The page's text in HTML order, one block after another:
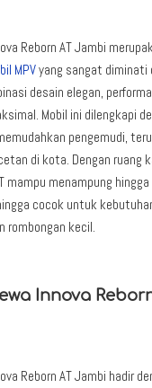
Reborn AT Jambi
MPVyang sangat diminati
desain elegan,
Mobil ini dilengkapi
pengemudi,
di kota. Dengan ruang
mampu menampung
cocok untuk
rombongan kecil.
Innova
Reborn AT Jambi hadir